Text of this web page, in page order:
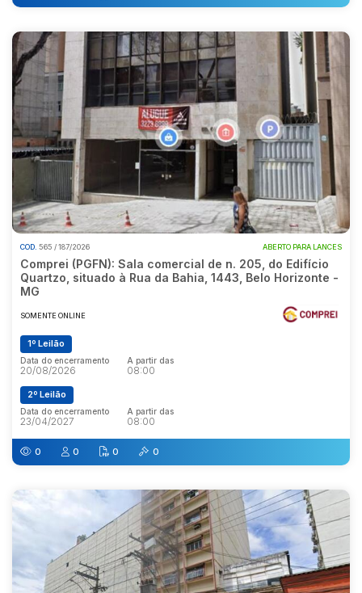
COD. 565 / 187/2026 ABERTO PARA LANCES
Comprei (PGFN): Sala comercial de n. 205, do Edifício
Quartzo, situado à Rua da Bahia, 1443, Belo Horizonte -
MG
SOMENTE ONLINE
1º Leilão
Data do encerramento
20/08/2026
A partir das
08:00
2º Leilão
Data do encerramento
23/04/2027
A partir das
08:00
0 0 0 0